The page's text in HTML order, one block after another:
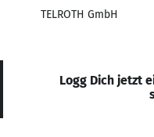
TELROTH GmbH
Logg Dich jetzt